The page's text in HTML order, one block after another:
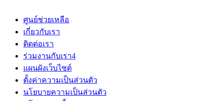
ศูนย์ช่วยเหลือ
เกี่ยวกับเรา
ติดต่อเรา
ร่วมงานกับเรา4
แผนผังเว็บไซต์
ตั้งค่าความเป็นส่วนตัว
นโยบายความเป็นส่วนตัว